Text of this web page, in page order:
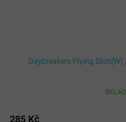
Daybreakers Flying
285 Kč